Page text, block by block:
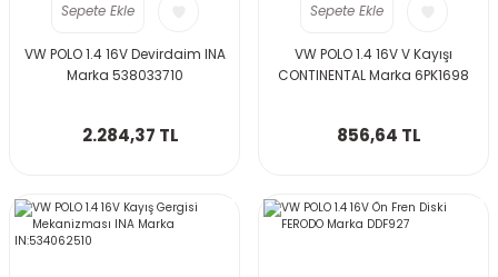
Sepete Ekle
VW POLO 1.4 16V Devirdaim INA
Marka 538033710
2.284,37 TL
Sepete Ekle
VW POLO 1.4 16V V Kayışı
CONTINENTAL Marka 6PK1698
856,64 TL